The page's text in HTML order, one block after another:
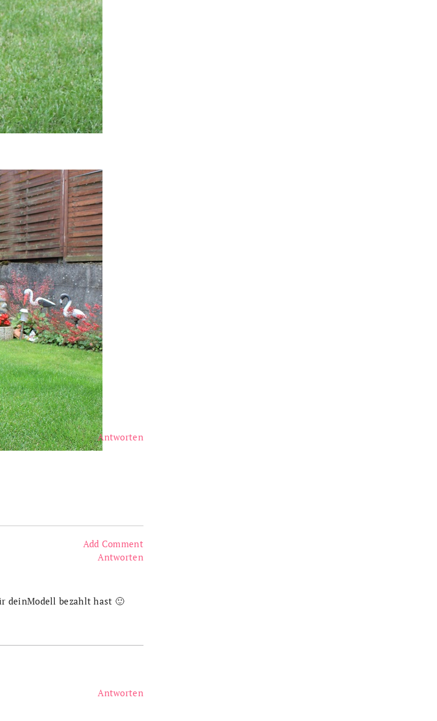
Add Comment
Antworten
deinModell bezahlt hast 🙂
Antworten
Antworten